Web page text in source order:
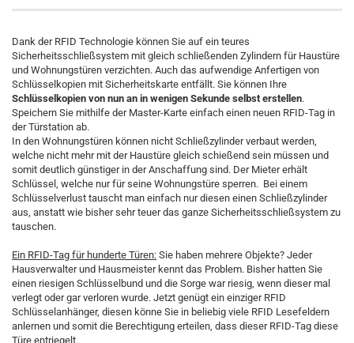
Dank der RFID Technologie können Sie auf ein teures
Sicherheitsschließsystem mit gleich schließenden Zylindern für Haustüre
und Wohnungstüren verzichten. Auch das aufwendige Anfertigen von
Schlüsselkopien mit Sicherheitskarte entfällt. Sie können Ihre
Schlüsselkopien von nun an in wenigen Sekunde selbst erstellen.
Speichern Sie mithilfe der Master-Karte einfach einen neuen RFID-Tag in
der Türstation ab.
In den Wohnungstüren können nicht Schließzylinder verbaut werden,
welche nicht mehr mit der Haustüre gleich schießend sein müssen und
somit deutlich günstiger in der Anschaffung sind. Der Mieter erhält
Schlüssel, welche nur für seine Wohnungstüre sperren. Bei einem
Schlüsselverlust tauscht man einfach nur diesen einen Schließzylinder
aus, anstatt wie bisher sehr teuer das ganze Sicherheitsschließsystem zu
tauschen.
Ein RFID-Tag für hunderte Türen: Sie haben mehrere Objekte? Jeder
Hausverwalter und Hausmeister kennt das Problem. Bisher hatten Sie
einen riesigen Schlüsselbund und die Sorge war riesig, wenn dieser mal
verlegt oder gar verloren wurde. Jetzt genügt ein einziger RFID
Schlüsselanhänger, diesen könne Sie in beliebig viele RFID Lesefeldern
anlernen und somit die Berechtigung erteilen, dass dieser RFID-Tag diese
Türe entriegelt.